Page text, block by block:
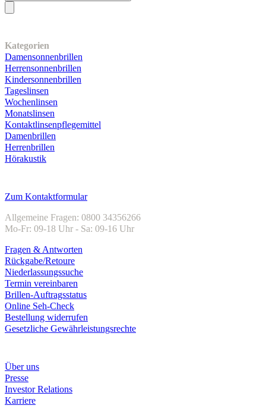
Kategorien
Damensonnenbrillen
Herrensonnenbrillen
Kindersonnenbrillen
Tageslinsen
Wochenlinsen
Monatslinsen
Kontaktlinsenpflegemittel
Damenbrillen
Herrenbrillen
Hörakustik
Zum Kontaktformular
Allgemeine Fragen: 0800 34356266
Mo-Fr: 09-18 Uhr - Sa: 09-16 Uhr
Fragen & Antworten
Rückgabe/Retoure
Niederlassungssuche
Termin vereinbaren
Brillen-Auftragsstatus
Online Seh-Check
Bestellung widerrufen
Gesetzliche Gewährleistungsrechte
Über uns
Presse
Investor Relations
Karriere